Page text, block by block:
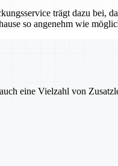
trägt dazu bei,
so angenehm wie
eine Vielzahl von